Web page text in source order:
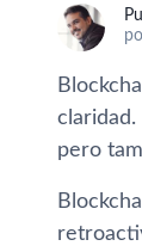
pero